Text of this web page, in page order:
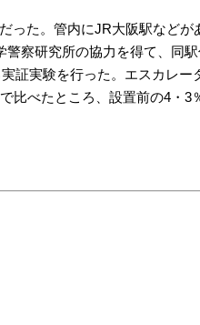
った。管内にJR大阪駅などが
察研究所の協力を得て、同
証実験を行った。エスカレー
比べたところ、設置前の4・3